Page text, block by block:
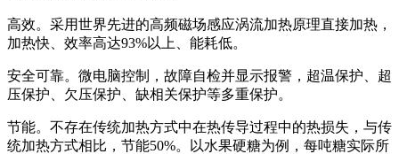
高效。采用世界先进的高频磁场感应涡流加热原理直接加热，
加热快、效率高达93%以上、能耗低。
安全可靠。微电脑控制，故障自检并显示报警，超温保护、超
压保护、欠压保护、缺相关保护等多重保护。
节能。不存在传统加热方式中在热传导过程中的热损失，与传
统加热方式相比，节能50%。以水果硬糖为例，每吨糖实际所